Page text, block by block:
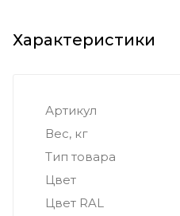
Характеристики
Артикул
Вес, кг
Тип товара
Цвет
Цвет RAL